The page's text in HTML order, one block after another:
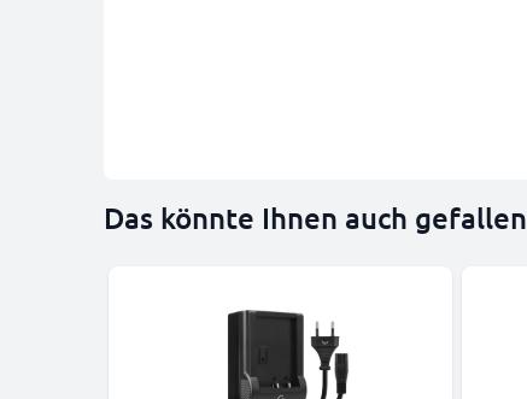
Das könnte Ihnen auch gefallen